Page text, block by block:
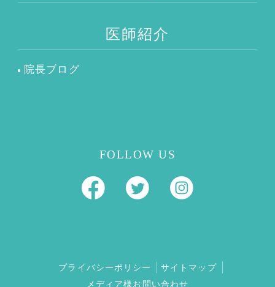
医師紹介
院長ブログ
FOLLOW US
プライバシーポリシー
サイトマップ
メディア様お問い合わせ